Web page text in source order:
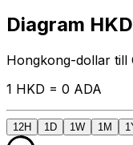
Diagram
Hongkong-dollar till
1 HKD = 0 ADA
12H 1D 1W 1M